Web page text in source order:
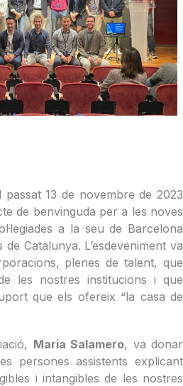
passat 13 de novembre de 2023
de benvinguda per a les noves
a la seu de Barcelona
Catalunya. L’esdeveniment va
plenes de talent, que
les nostres institucions i que
que els ofereix “la casa de
Maria Salamero, va donar
persones assistents explicant
i intangibles de les nostres